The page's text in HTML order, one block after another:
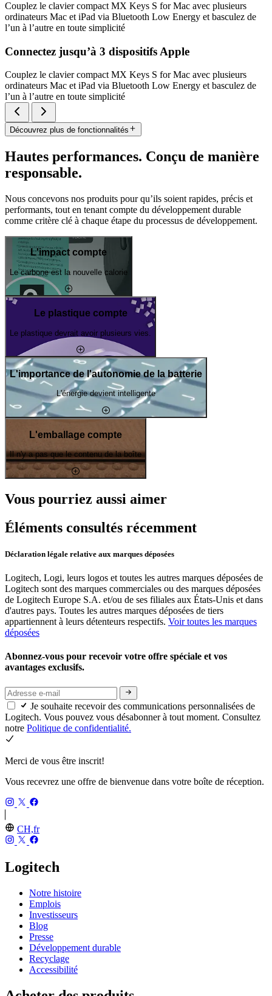
Couplez le clavier compact MX Keys S for Mac avec plusieurs
ordinateurs Mac et iPad via Bluetooth Low Energy et basculez de
l’un à l’autre en toute simplicité
Connectez jusqu’à 3 dispositifs Apple
Couplez le clavier compact MX Keys S for Mac avec plusieurs
ordinateurs Mac et iPad via Bluetooth Low Energy et basculez de
l’un à l’autre en toute simplicité
Découvrez plus de fonctionnalités
Hautes performances. Conçu de manière
responsable.
Nous concevons nos produits pour qu’ils soient rapides, précis et
performants, tout en tenant compte du développement durable
comme critère clé à chaque étape du processus de développement.
L'impact compte
Le carbone est la nouvelle calorie
Le plastique compte
Le plastique devrait avoir plusieurs vies.
L'importance de l'autonomie de la batterie
L'énergie devient intelligente
L'emballage compte
Il n'y a pas que le contenu de la boîte
Vous pourriez aussi aimer
Éléments consultés récemment
Déclaration légale relative aux marques déposées
Logitech, Logi, leurs logos et toutes les autres marques déposées de
Logitech sont des marques commerciales ou des marques déposées
de Logitech Europe S.A. et/ou de ses filiales aux États-Unis et dans
d'autres pays. Toutes les autres marques déposées de tiers
appartiennent à leurs détenteurs respectifs. Voir toutes les marques
déposées
Abonnez-vous pour recevoir votre offre spéciale et vos
avantages exclusifs.
Je souhaite recevoir des communications personnalisées de
Logitech. Vous pouvez vous désabonner à tout moment. Consultez
notre Politique de confidentialité.
Merci de vous être inscrit!
Vous recevrez une offre de bienvenue dans votre boîte de réception.
CH,fr
Logitech
Notre histoire
Emplois
Investisseurs
Blog
Presse
Développement durable
Recyclage
Accessibilité